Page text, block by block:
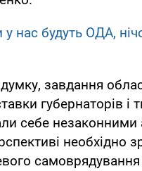
нас будуть ОДА,
завдання
губернаторів і
себе
необхідно
самоврядування